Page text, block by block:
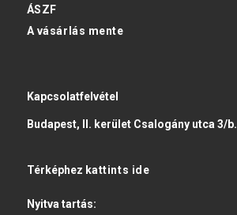
ÁSZF
A vásárlás mente
Kapcsolatfelvétel
Budapest, II. kerület Csalogány utca 3/b.
Térképhez kattints ide
Nyitva tartás: